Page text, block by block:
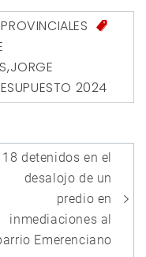
PROVINCIALES
,JORGE
2024
18 detenidos en el
desalojo de un
predio en
inmediaciones al
Emerenciano